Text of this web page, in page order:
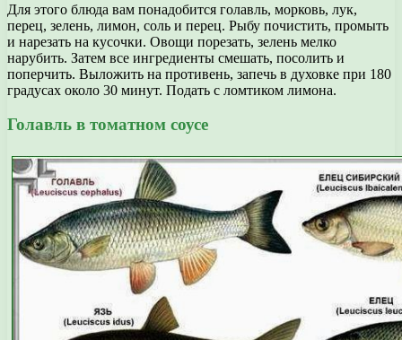
Для этого блюда вам понадобится голавль, морковь, лук,
перец, зелень, лимон, соль и перец. Рыбу почистить, промыть
и нарезать на кусочки. Овощи порезать, зелень мелко
нарубить. Затем все ингредиенты смешать, посолить и
поперчить. Выложить на противень, запечь в духовке при 180
градусах около 30 минут. Подать с ломтиком лимона.
Голавль в томатном соусе